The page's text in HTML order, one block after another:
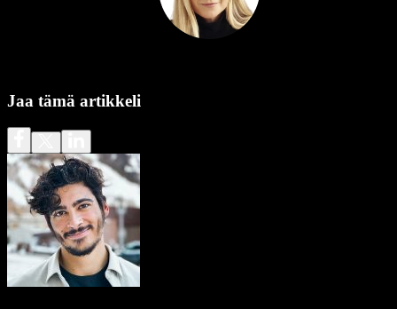
Jaa tämä artikkeli